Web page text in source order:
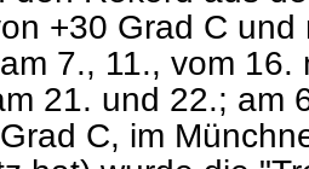
+30 Grad C
7., 11., vom
21. und 22.; am
C, im